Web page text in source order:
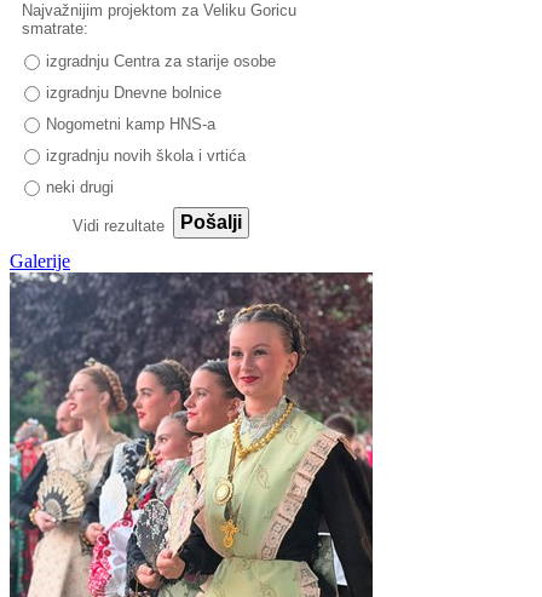
Najvažnijim projektom za Veliku Goricu
smatrate:
izgradnju Centra za starije osobe
izgradnju Dnevne bolnice
Nogometni kamp HNS-a
izgradnju novih škola i vrtića
neki drugi
Vidi rezultate
Pošalji
Galerije